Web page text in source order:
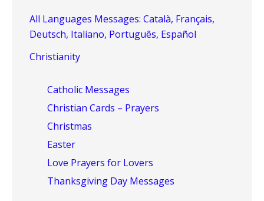
All Languages Messages: Català, Français,
Deutsch, Italiano, Português, Español
Christianity
Catholic Messages
Christian Cards – Prayers
Christmas
Easter
Love Prayers for Lovers
Thanksgiving Day Messages